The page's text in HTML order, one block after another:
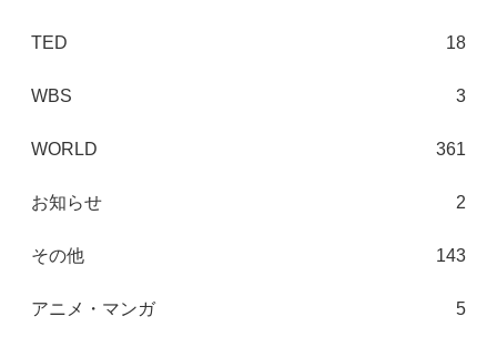
TED 18
WBS 3
WORLD 361
お知らせ 2
その他 143
アニメ・マンガ 5